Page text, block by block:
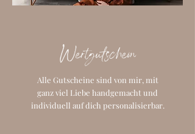
Wertgutschein
Alle Gutscheine sind von mir, mit
ganz viel Liebe handgemacht und
individuell auf dich personalisierbar.